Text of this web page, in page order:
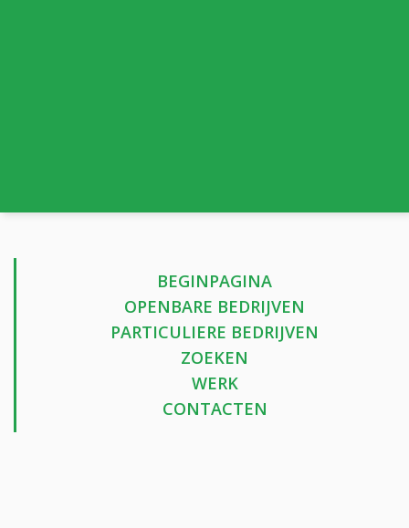
BEGINPAGINA
OPENBARE BEDRIJVEN
PARTICULIERE BEDRIJVEN
ZOEKEN
WERK
CONTACTEN